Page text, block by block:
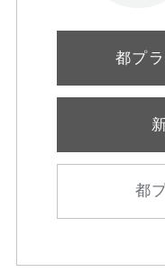
都プ
都